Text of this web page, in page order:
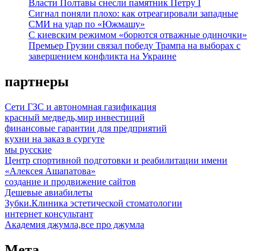
Власти Полтавы снесли памятник Петру I
Сигнал поняли плохо: как отреагировали западные
СМИ на удар по «Южмашу»
С киевским режимом «борются отважные одиночки»
Премьер Грузии связал победу Трампа на выборах с
завершением конфликта на Украине
партнеры
Сети ГЗС и автономная газификация
красный медведь,мир инвестиций
финансовые гарантии для предприятий
кухни на заказ в сургуте
мы русские
Центр спортивной подготовки и реабилитации имени
«Алексея Ашапатова»
создание и продвижение сайтов
Дешевые авиабилеты
Зубки.Клиника эстетической стоматологии
интернет консультант
Академия джумла,все про джумла